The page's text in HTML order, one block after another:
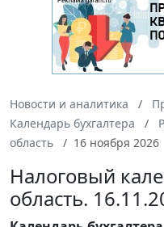
Новости и аналитика
Календарь бухгалтера
область
16 ноября 2026
Налоговый
область.